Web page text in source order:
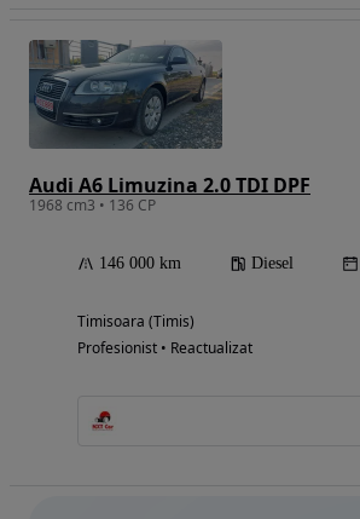
Audi A6 Limuzina 2.0 TDI DPF
1968 cm3 • 136 CP
146 000 km Diesel
Timisoara (Timis)
Profesionist • Reactualizat